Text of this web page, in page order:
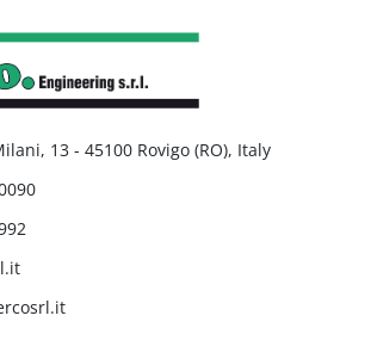
13 - 45100 Rovigo (RO), Italy